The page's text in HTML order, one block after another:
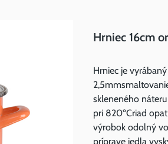
Hrniec 16cm
Hrniec je
skleneného
pri 820ºCriad
výrobok odolný
príprave jedla